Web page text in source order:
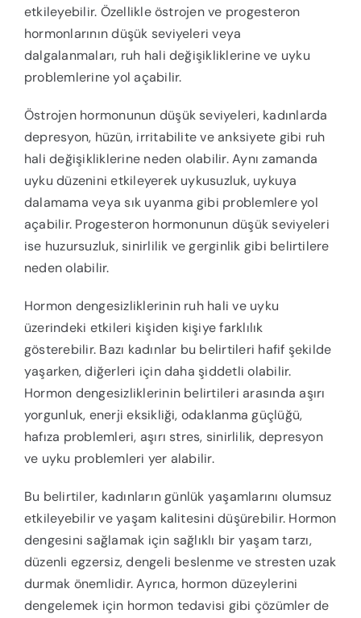
etkileyebilir. Özellikle östrojen ve progesteron
hormonlarının düşük seviyeleri veya
dalgalanmaları, ruh hali değişikliklerine ve uyku
problemlerine yol açabilir.
Östrojen hormonunun düşük seviyeleri, kadınlarda
depresyon, hüzün, irritabilite ve anksiyete gibi ruh
hali değişikliklerine neden olabilir. Aynı zamanda
uyku düzenini etkileyerek uykusuzluk, uykuya
dalamama veya sık uyanma gibi problemlere yol
açabilir. Progesteron hormonunun düşük seviyeleri
ise huzursuzluk, sinirlilik ve gerginlik gibi belirtilere
neden olabilir.
Hormon dengesizliklerinin ruh hali ve uyku
üzerindeki etkileri kişiden kişiye farklılık
gösterebilir. Bazı kadınlar bu belirtileri hafif şekilde
yaşarken, diğerleri için daha şiddetli olabilir.
Hormon dengesizliklerinin belirtileri arasında aşırı
yorgunluk, enerji eksikliği, odaklanma güçlüğü,
hafıza problemleri, aşırı stres, sinirlilik, depresyon
ve uyku problemleri yer alabilir.
Bu belirtiler, kadınların günlük yaşamlarını olumsuz
etkileyebilir ve yaşam kalitesini düşürebilir. Hormon
dengesini sağlamak için sağlıklı bir yaşam tarzı,
düzenli egzersiz, dengeli beslenme ve stresten uzak
durmak önemlidir. Ayrıca, hormon düzeylerini
dengelemek için hormon tedavisi gibi çözümler de